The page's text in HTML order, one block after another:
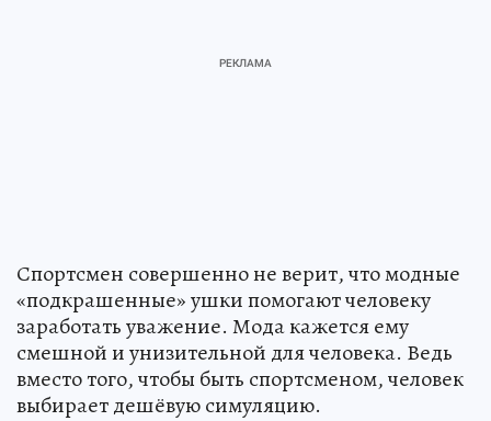
Спортсмен совершенно не верит, что модные
«подкрашенные» ушки помогают человеку
заработать уважение. Мода кажется ему
смешной и унизительной для человека. Ведь
вместо того, чтобы быть спортсменом, человек
выбирает дешёвую симуляцию.